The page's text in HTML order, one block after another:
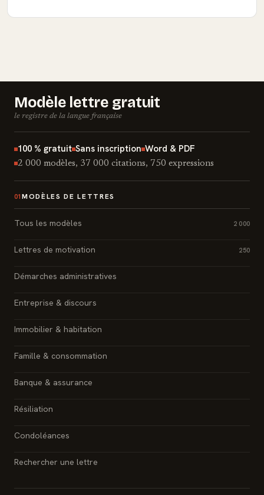
Modèle lettre gratuit
le registre de la langue française
100 % gratuit Sans inscription Word & PDF
2 000 modèles, 37 000 citations, 750 expressions
01 MODÈLES DE LETTRES
Tous les modèles 2 000
Lettres de motivation 250
Démarches administratives
Entreprise & discours
Immobilier & habitation
Famille & consommation
Banque & assurance
Résiliation
Condoléances
Rechercher une lettre